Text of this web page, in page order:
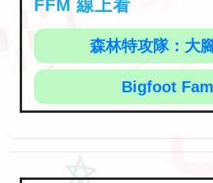
FFM 線上看
森林特攻隊：大
Bigfoot